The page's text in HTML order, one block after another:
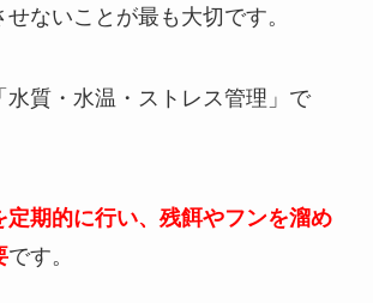
ないことが最も大切です。
水質・水温・ストレス管理」で
定期的に行い、残餌やフンを溜め
です。